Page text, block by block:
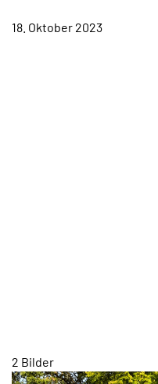
18. Oktober 2023
2 Bilder